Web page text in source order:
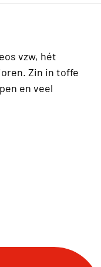
vzw, hét
Zin in toffe
en veel